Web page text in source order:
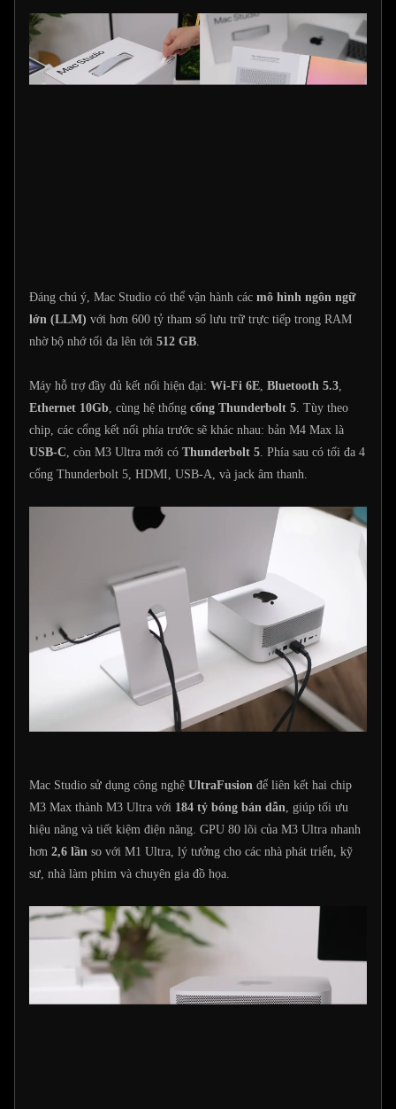
Đáng chú ý, Mac Studio có thể vận hành các mô hình ngôn ngữ
lớn (LLM) với hơn 600 tỷ tham số lưu trữ trực tiếp trong RAM
nhờ bộ nhớ tối đa lên tới 512 GB
Máy hỗ trợ đầy đủ kết nối hiện đại: Wi-Fi 6E Bluetooth 5.3
Ethernet 10Gb , cùng hệ thống cổng Thunderbolt 5 . Tùy theo
chip, các cổng kết nối phía trước sẽ khác nhau: bản M4 Max là
USB-C , còn M3 Ultra mới có Thunderbolt 5 . Phía sau có tối đa 4
cổng Thunderbolt 5, HDMI, USB-A, và jack âm thanh.
Mac Studio sử dụng công nghệ UltraFusion để liên kết hai chip
M3 Max thành M3 Ultra với 184 tỷ bóng bán dẫn, giúp tối ưu
hiệu năng và tiết kiệm điện năng. GPU 80 lõi của M3 Ultra nhanh
hơn 2,6 lần so với M1 Ultra, lý tưởng cho các nhà phát triển, kỹ
sư, nhà làm phim và chuyên gia đồ họa.